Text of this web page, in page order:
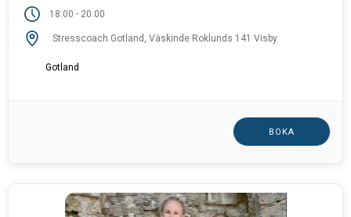
18:00 - 20:00
Stresscoach Gotland, Väskinde Roklunds 141 Visby
Gotland
BOKA